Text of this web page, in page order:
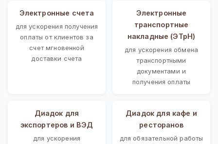
Электронные счета
для ускорения получения
оплаты от клиентов за
счет мгновенной
доставки счета
Электронные
транспортные
накладные (ЭТрН)
для ускорения обмена
транспортными
документами и
получения оплаты
Диадок для
экспортеров и ВЭД
для ускорения
Диадок для кафе и
ресторанов
для обязательной работы